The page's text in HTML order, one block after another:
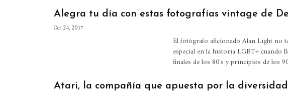
Alegra tu día con estas fotografías vintage de
Oct 24, 2017
El fotógrafo aficionado Alan Light no
especial en la historia LGBT+ cuando
finales de los 80's y principios de los
Atari, la compañía que apuesta por la